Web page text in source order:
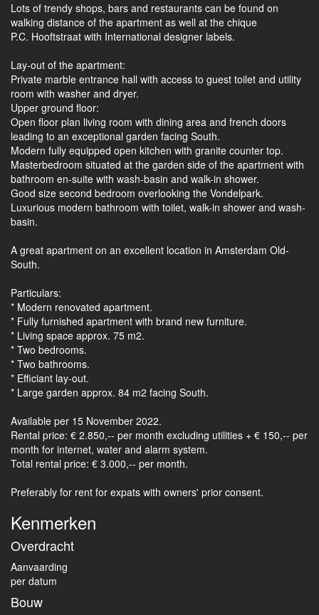
Lots of trendy shops, bars and restaurants can be found on
walking distance of the apartment as well at the chique
P.C. Hooftstraat with International designer labels.
Lay-out of the apartment:
Private marble entrance hall with access to guest toilet and utility
room with washer and dryer.
Upper ground floor:
Open floor plan living room with dining area and french doors
leading to an exceptional garden facing South.
Modern fully equipped open kitchen with granite counter top.
Masterbedroom situated at the garden side of the apartment with
bathroom en-suite with wash-basin and walk-in shower.
Good size second bedroom overlooking the Vondelpark.
Luxurious modern bathroom with toilet, walk-in shower and wash-
basin.
A great apartment on an excellent location in Amsterdam Old-
South.
Particulars:
* Modern renovated apartment.
* Fully furnished apartment with brand new furniture.
* Living space approx. 75 m2.
* Two bedrooms.
* Two bathrooms.
* Efficiant lay-out.
* Large garden approx. 84 m2 facing South.
Available per 15 November 2022.
Rental price: € 2.850,-- per month excluding utilities + € 150,-- per
month for internet, water and alarm system.
Total rental price: € 3.000,-- per month.
Preferably for rent for expats with owners' prior consent.
Kenmerken
Overdracht
Aanvaarding
per datum
Bouw